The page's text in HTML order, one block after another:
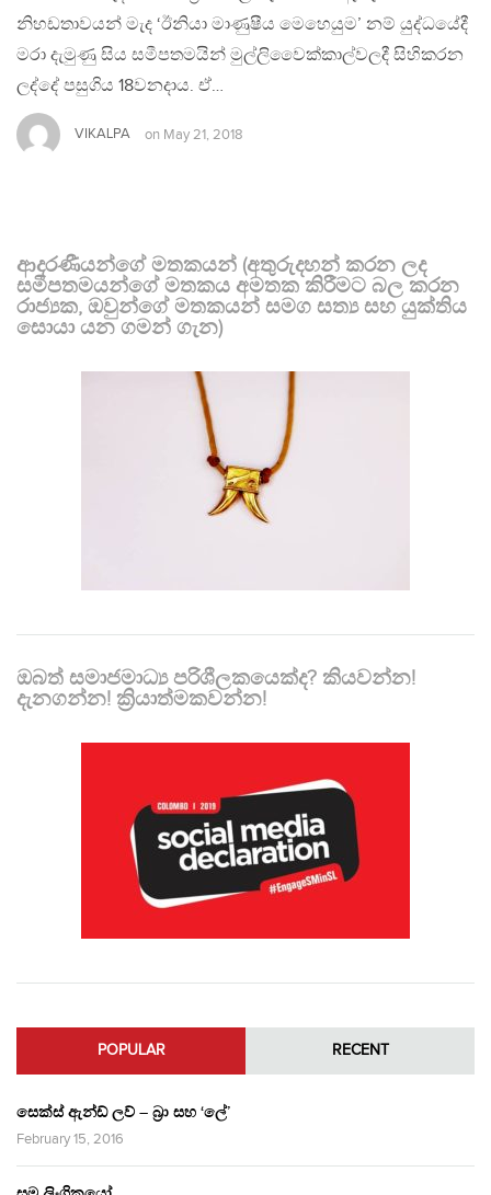
නිහඩතාවයන් මැද ‘ඊනියා මාණුෂීය මෙහෙයුම’ නම් යුද්ධයේදී
මරා දැමුණු සිය සමීපතමයින් මුල්ලිවෛක්කාල්වලදී සිහිකරන
ලද්දේ පසුගිය 18වනදාය. ඒ…
VIKALPA on May 21, 2018
ආදරණීයන්ගේ මතකයන් (අතුරුදහන් කරන ලද
සමීපතමයන්ගේ මතකය අමතක කිරීමට බල කරන
රාජ්‍යක, ඔවුන්ගේ මතකයන් සමග සත්‍ය සහ යුක්තිය
සොයා යන ගමන් ගැන)
ඔබත් සමාජමාධ්‍ය පරිශීලකයෙක්ද? කියවන්න!
දැනගන්න! ක්‍රියාත්මකවන්න!
POPULAR RECENT
සෙක්ස් ඇන්ඩ් ලව් – බ්‍රා සහ ‘ලේ’
February 15, 2016